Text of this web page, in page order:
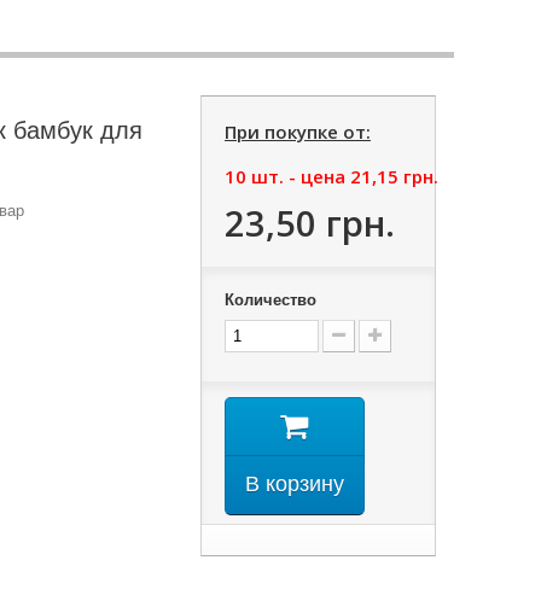
бамбук для
При покупке от:
10 шт. - цена 21,15 грн.
23,50 грн.
Количество
В корзину